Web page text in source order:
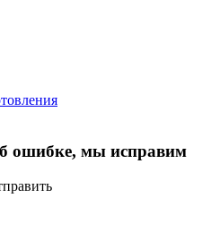
ошибке, мы исправим